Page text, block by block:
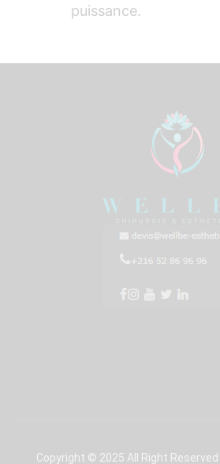
puissance.
Copyright © 2025 All Right Reserved